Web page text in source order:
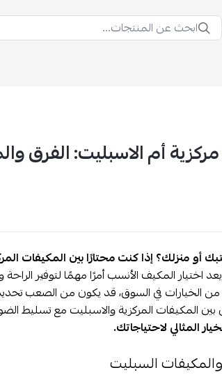
ابحث عن المنتجات...
أم الاسبليت: الفرق
منزلك؟ إذا كنت محتارًا بين المكيفات
اختيار المكيف الأنسب أمرًا مهمًا لتوفير الراحة
من الخيارات في السوق، قد يكون من الصعب
المكيفات المركزية والاسبليت مع تسليط
المثالي لاحتياجاتك.
السبليت